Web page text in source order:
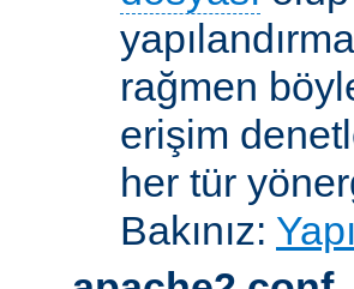
rağmen
erişim
her tür
Bakınız: